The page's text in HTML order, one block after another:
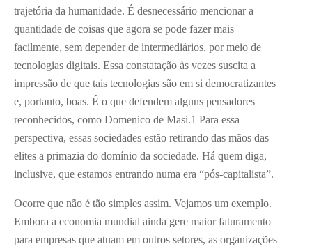
trajetória da humanidade. É desnecessário mencionar a
quantidade de coisas que agora se pode fazer mais
facilmente, sem depender de intermediários, por meio de
tecnologias digitais. Essa constatação às vezes suscita a
impressão de que tais tecnologias são em si democratizantes
e, portanto, boas. É o que defendem alguns pensadores
reconhecidos, como Domenico de Masi.1 Para essa
perspectiva, essas sociedades estão retirando das mãos das
elites a primazia do domínio da sociedade. Há quem diga,
inclusive, que estamos entrando numa era “pós-capitalista”.
Ocorre que não é tão simples assim. Vejamos um exemplo.
Embora a economia mundial ainda gere maior faturamento
para empresas que atuam em outros setores, as organizações